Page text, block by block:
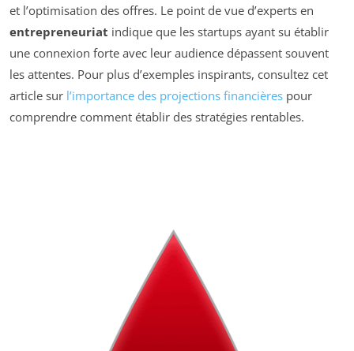
et l’optimisation des offres. Le point de vue d’experts en
entrepreneuriat indique que les startups ayant su établir
une connexion forte avec leur audience dépassent souvent
les attentes. Pour plus d’exemples inspirants, consultez cet
article sur l’importance des projections financières pour
comprendre comment établir des stratégies rentables.